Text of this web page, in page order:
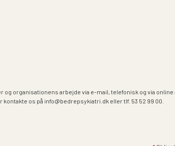
organisationens arbejde via e-mail, telefonisk og via
os på info@bedrepsykiatri.dk eller tlf. 53 52 99 00.